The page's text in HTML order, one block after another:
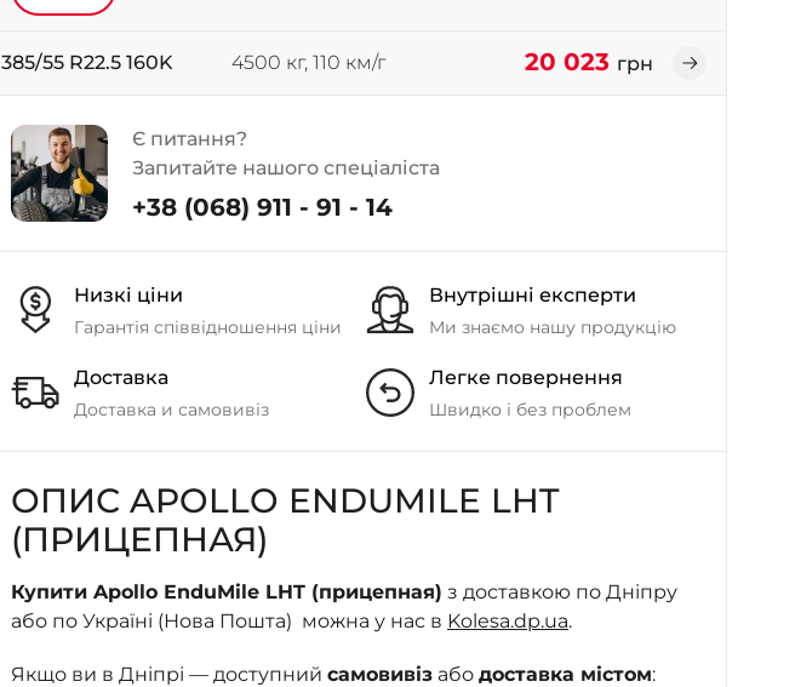
+38 (098) 911-911-0
- на Тополі
- Щепкіна
+38 (099)-643-33-77
+38 (068)-923-74-19
- Калинова
385/55 R22.5 160K 4500 кг, 110 км/г 20 023 грн
Є питання?
Запитайте нашого спеціаліста
+38 (068) 911 - 91 - 14
Низкі ціни
Гарантія співвідношення ціни
Внутрішні експерти
Ми знаємо нашу продукцію
Доставка
Доставка и самовивіз
Легке повернення
Швидко і без проблем
ОПИС APOLLO ENDUMILE LHT
(ПРИЦЕПНАЯ)
Купити Apollo EnduMile LHT (прицепная) з доставкою по Дніпру
або по Україні (Нова Пошта) можна у нас в Kolesa.dp.ua.
Якщо ви в Дніпрі — доступний самовивіз або доставка містом: